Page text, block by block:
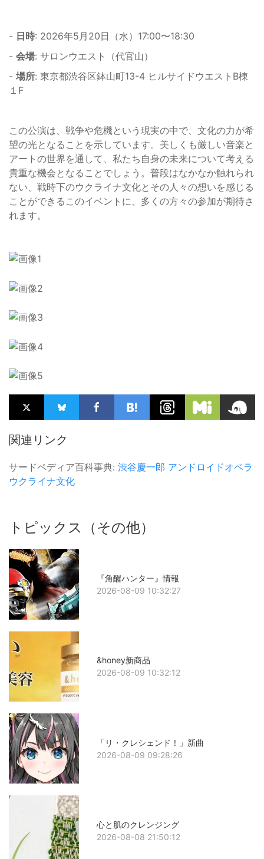
- 日時: 2026年5月20日（水）17:00〜18:30
- 会場: サロンウエスト（代官山）
- 場所: 東京都渋谷区鉢山町13-4 ヒルサイドウエストB棟
１F
この公演は、戦争や危機という現実の中で、文化の力が希
望の光となることを示しています。美しくも厳しい音楽と
アートの世界を通して、私たち自身の未来について考える
貴重な機会となることでしょう。普段はなかなか触れられ
ない、戦時下のウクライナ文化とその人々の想いを感じる
ことができるこのイベントに、多くの方々の参加が期待さ
れます。
関連リンク
サードペディア百科事典: 渋谷慶一郎 アンドロイドオペラ
ウクライナ文化
トピックス（その他）
『角醒ハンター』情報
2026-08-09 10:32:27
&honey新商品
2026-08-09 10:32:12
「リ・クレシェンド！」新曲
2026-08-09 09:28:26
心と肌のクレンジング
2026-08-08 21:50:12